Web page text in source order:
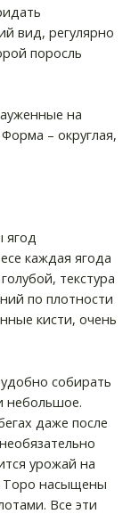
вид, регулярно
поросль
на
– округлая,
ягод
каждая ягода
текстура
по плотности
кисти, очень
собирать
небольшое.
даже после
урожай на
Торо насыщены
Все эти